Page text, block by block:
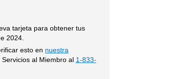
tarjeta para obtener tus
2024.
esto en nuestra
al Miembro al 1-833-